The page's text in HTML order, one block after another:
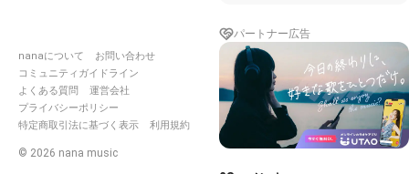
nanaについて
お問い合わせ
コミュニティガイドライン
よくある質問
運営会社
プライバシーポリシー
特定商取引法に基づく表示
利用規約
© 2026 nana music
パートナー広告